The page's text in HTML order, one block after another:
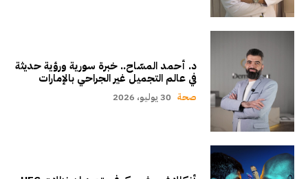
د. أحمد المسّاح.. خبرة سورية ورؤية حديثة
في عالم التجميل غير الجراحي بالإمارات
صحة 30 يوليو، 2026